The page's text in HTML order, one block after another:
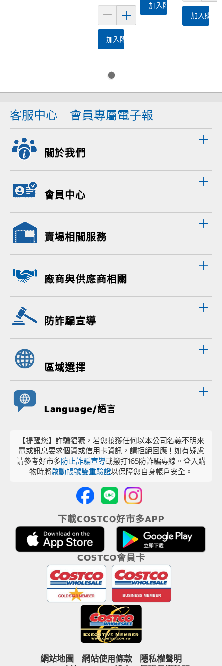
加入購物車
加入購物車
加入購物
客服中心 會員專屬電子報
關於我們
會員中心
賣場相關服務
廠商與供應商相關
防詐騙宣導
區域選擇
Language/語言
【提醒您】詐騙猖獗，若您接獲任何以本公司名義不明來
電或訊息要求個資或信用卡資訊，請拒絕回應！如有疑慮
請參考好市多防止詐騙宣導或撥打165防詐騙專線。登入購
物時將啟動帳號雙重驗證以保障您自身帳戶安全。
下載COSTCO好市多APP
COSTCO會員卡
網站地圖 網站使用條款
隱私權聲明